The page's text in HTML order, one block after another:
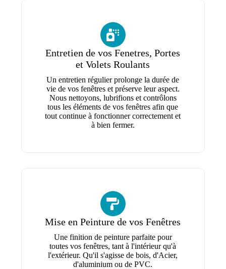
Entretien de vos Fenetres, Portes
et Volets Roulants
Un entretien régulier prolonge la durée de
vie de vos fenêtres et préserve leur aspect.
Nous nettoyons, lubrifions et contrôlons
tous les éléments de vos fenêtres afin que
tout continue à fonctionner correctement et
à bien fermer.
Mise en Peinture de vos Fenêtres
Une finition de peinture parfaite pour
toutes vos fenêtres, tant à l'intérieur qu'à
l'extérieur. Qu'il s'agisse de bois, d'Acier,
d'aluminium ou de PVC.